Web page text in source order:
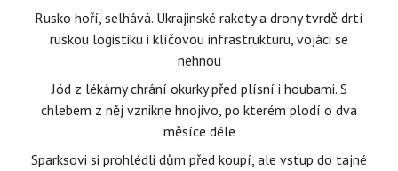
Rusko hoří, selhává. Ukrajinské rakety a drony tvrdě drtí
ruskou logistiku i klíčovou infrastrukturu, vojáci se
nehnou
Jód z lékárny chrání okurky před plísní i houbami. S
chlebem z něj vznikne hnojivo, po kterém plodí o dva
měsíce déle
Sparksovi si prohlédli dům před koupí, ale vstup do tajné